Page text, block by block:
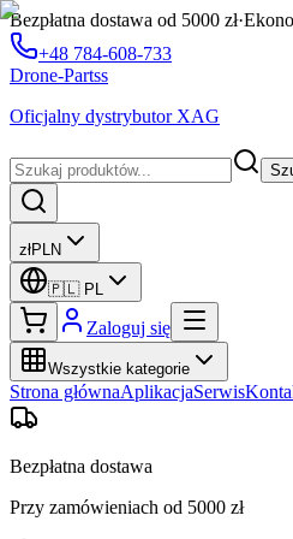
Bezpłatna dostawa od 5000 zł·
+48 784-608-733
Drone-Partss
Oficjalny dystrybutor XAG
złPLN
🇵🇱 PL
Zaloguj się
Wszystkie kategorie
Strona głównaAplikacjaSerwis
Bezpłatna dostawa
Przy zamówieniach od 5000 zł